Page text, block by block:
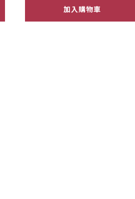
加入購物車